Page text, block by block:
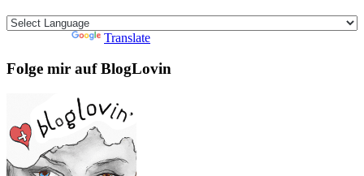
Translate
Folge mir auf BlogLovin